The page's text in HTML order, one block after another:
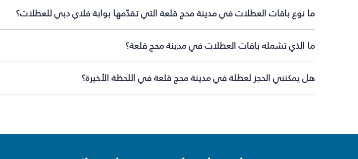
ما نوع باقات العطلات في مدينة محج قلعة التي تقدّمها بوابة فلاي دبي للعطلات؟
ما الذي تشمله باقات العطلات في مدينة محج قلعة؟
هل يمكنني الحجز لعطلة في مدينة محج قلعة في اللحظة الأخيرة؟